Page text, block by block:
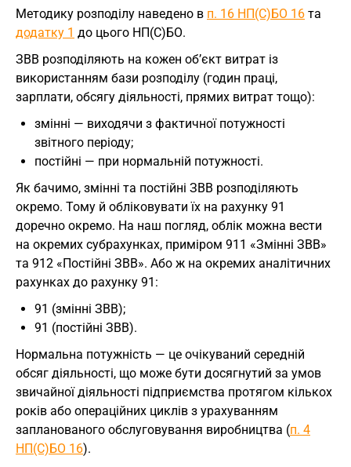
Методику розподілу наведено в п. 16 НП(С)БО 16 та
додатку 1 до цього НП(С)БО.
ЗВВ розподіляють на кожен об’єкт витрат із
використанням бази розподілу (годин праці,
зарплати, обсягу діяльності, прямих витрат тощо):
змінні — виходячи з фактичної потужності
звітного періоду;
постійні — при нормальній потужності.
Як бачимо, змінні та постійні ЗВВ розподіляють
окремо. Тому й обліковувати їх на рахунку 91
доречно окремо. На наш погляд, облік можна вести
на окремих субрахунках, приміром 911 «Змінні ЗВВ»
та 912 «Постійні ЗВВ». Або ж на окремих аналітичних
рахунках до рахунку 91:
91 (змінні ЗВВ);
91 (постійні ЗВВ).
Нормальна потужність — це очікуваний середній
обсяг діяльності, що може бути досягнутий за умов
звичайної діяльності підприємства протягом кількох
років або операційних циклів з урахуванням
запланованого обслуговування виробництва (п. 4
НП(С)БО 16).